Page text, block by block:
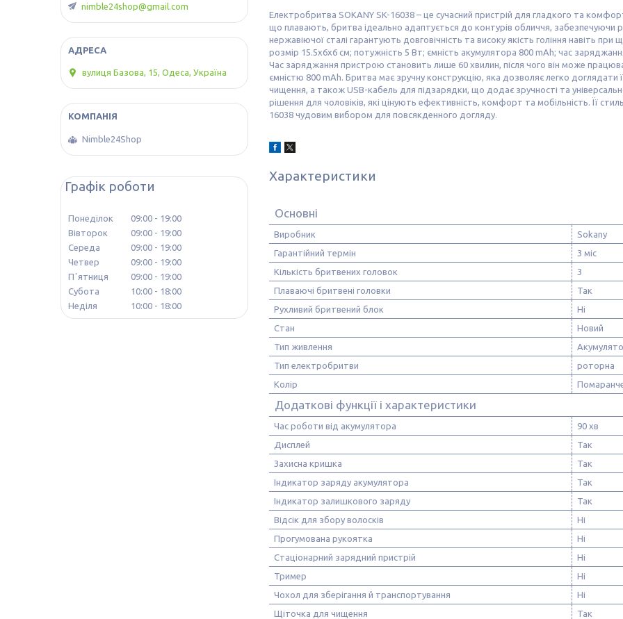
Електробритва SOKANY SK-16038 – це сучасний пристрій для гладкого та
що плавають, бритва ідеально адаптується до контурів обличчя, забезпечуючи
нержавіючої сталі гарантують довговічність та високу якість гоління навіть
розмір 15.5х6х6 см; потужність 5 Вт; ємність акумулятора 800 mAh; час
Час заряджання пристрою становить лише 60 хвилин, після чого він може
ємністю 800 mAh. Бритва має зручну конструкцію, яка дозволяє легко
чищення, а також USB-кабель для підзарядки, що додає зручності та
рішення для чоловіків, які цінують ефективність, комфорт та мобільність. Її
16038 чудовим вибором для повсякденного догляду.
Характеристики
Основні
Виробник
Sokany
Гарантійний термін
3 міс
Кількість бритвених головок
3
Плаваючі бритвені головки
Так
Рухливий бритвений блок
Ні
Стан
Новий
Тип живлення
Тип електробритви
роторна
Колір
Додаткові функції і характеристики
Час роботи від акумулятора
90 хв
Дисплей
Так
Захисна кришка
Так
Індикатор заряду акумулятора
Так
Індикатор залишкового заряду
Так
Відсік для збору волосків
Ні
Прогумована рукоятка
Ні
Стаціонарний зарядний пристрій
Ні
Тример
Ні
Чохол для зберігання й транспортування
Ні
Щіточка для чищення
Так
nimble24shop@gmail.com
вулиця Базова, 15, Одеса, Україна
Nimble24Shop
Графік роботи
Понеділок 09:00
19:00
Вівторок
09:00
19:00
Середа
09:00
19:00
Четвер
09:00
19:00
Пʼятниця
09:00
19:00
Субота
10:00
18:00
Неділя
10:00 18:00